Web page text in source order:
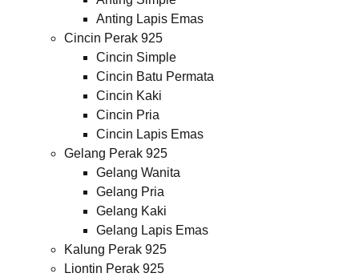
Anting Lapis Emas
Cincin Perak 925
Cincin Simple
Cincin Batu Permata
Cincin Kaki
Cincin Pria
Cincin Lapis Emas
Gelang Perak 925
Gelang Wanita
Gelang Pria
Gelang Kaki
Gelang Lapis Emas
Kalung Perak 925
Liontin Perak 925